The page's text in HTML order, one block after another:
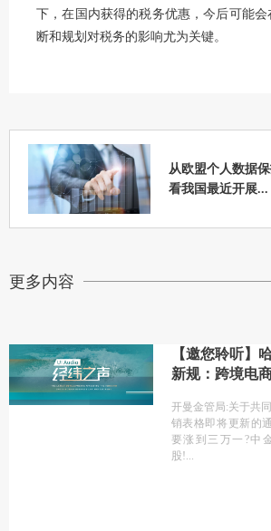
下，在国内获得的税务优惠，今后可能
断和规划对税务的影响尤为关键。
从欧盟个人数据
看我国最近开展...
更多内容
【邀您聆听】
新规：跨境电
开曼金管局:关于共
销表格即将更新的
要涨到三万一?中
股!